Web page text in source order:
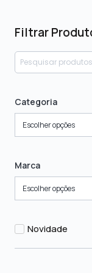
Filtrar
Categoria
Escolher opções
Marca
Escolher opções
Novidade